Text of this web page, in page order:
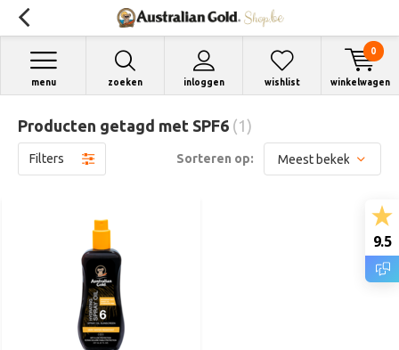
zoeken inloggen
menu wishlist winkelwagen
0
Producten getagd met SPF6 (1)
Filters Sorteren op:
9.5